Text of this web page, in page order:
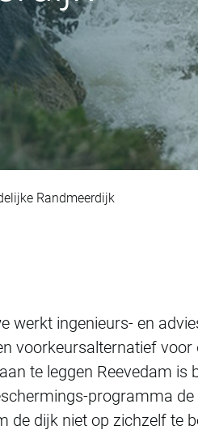
Randmeerdijk
werkt ingenieurs- en
voorkeursalternatief
te leggen Reevedam
programma
de dijk niet op zichzelf te